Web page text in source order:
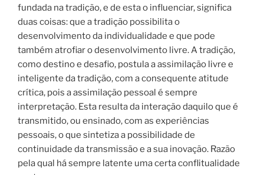
fundada na tradição, e de esta o influenciar, significa
duas coisas: que a tradição possibilita o
desenvolvimento da individualidade e que pode
também atrofiar o desenvolvimento livre. A tradição,
como destino e desafio, postula a assimilação livre e
inteligente da tradição, com a consequente atitude
crítica, pois a assimilação pessoal é sempre
interpretação. Esta resulta da interação daquilo que é
transmitido, ou ensinado, com as experiências
pessoais, o que sintetiza a possibilidade de
continuidade da transmissão e a sua inovação. Razão
pela qual há sempre latente uma certa conflitualidade